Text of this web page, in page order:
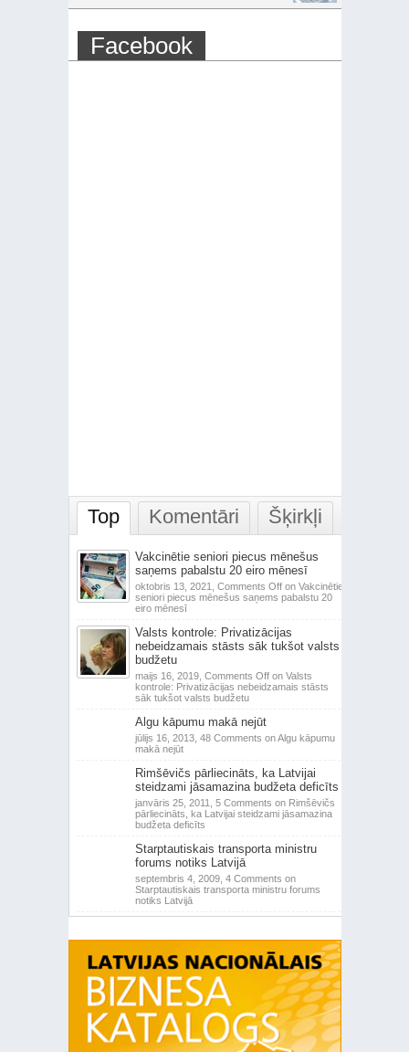
Facebook
Top Komentāri Šķirkļi
Vakcinētie seniori piecus mēnešus
saņems pabalstu 20 eiro mēnesī
oktobris 13, 2021, Comments Offon Vakcinētie
seniori piecus mēnešus saņems pabalstu 20
eiro mēnesī
Valsts kontrole: Privatizācijas
nebeidzamais stāsts sāk tukšot valsts
budžetu
maijs 16, 2019, Comments Offon Valsts
kontrole: Privatizācijas nebeidzamais stāsts
sāk tukšot valsts budžetu
Algu kāpumu makā nejūt
jūlijs 16, 2013, 48 Comments on Algu kāpumu
makā nejūt
Rimšēvičs pārliecināts, ka Latvijai
steidzami jāsamazina budžeta deficīts
janvāris 25, 2011, 5 Comments on Rimšēvičs
pārliecināts, ka Latvijai steidzami jāsamazina
budžeta deficīts
Starptautiskais transporta ministru
forums notiks Latvijā
septembris 4, 2009, 4 Comments on
Starptautiskais transporta ministru forums
notiks Latvijā